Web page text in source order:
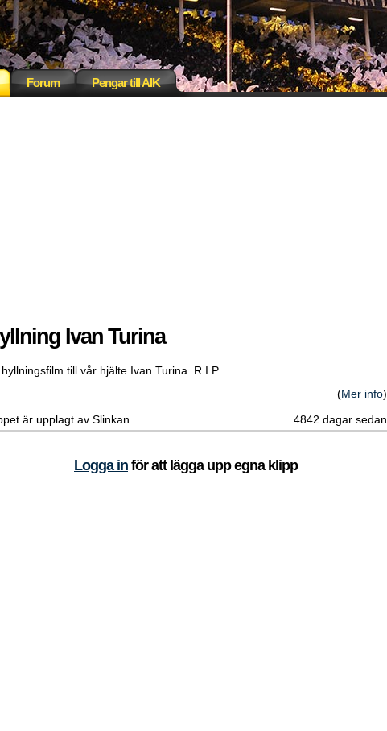
Forum Pengar till AIK
Ivan Turina
hyllningsfilm till vår hjälte Ivan Turina. R.I.P
(Mer info)
är upplagt av Slinkan
4842 dagar sedan
Logga in för att lägga upp egna klipp